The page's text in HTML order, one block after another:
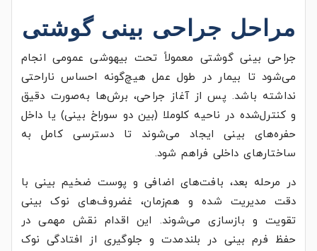
مراحل جراحی بینی گوشتی
جراحی بینی گوشتی معمولاً تحت بیهوشی عمومی انجام
می‌شود تا بیمار در طول عمل هیچ‌گونه احساس ناراحتی
نداشته باشد. پس از آغاز جراحی، برش‌ها به‌صورت دقیق
و کنترل‌شده در ناحیه کلوملا (بین دو سوراخ بینی) یا داخل
حفره‌های بینی ایجاد می‌شوند تا دسترسی کامل به
ساختارهای داخلی فراهم شود.
در مرحله بعد، بافت‌های اضافی و پوست ضخیم بینی با
دقت مدیریت شده و هم‌زمان، غضروف‌های نوک بینی
تقویت و بازسازی می‌شوند. این اقدام نقش مهمی در
حفظ فرم بینی در بلندمدت و جلوگیری از افتادگی نوک